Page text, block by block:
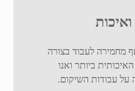
מחמירה לעבוד בצורה
ביותר ואנו
עבודות השיקום.